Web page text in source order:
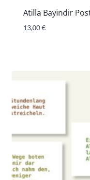
Atilla Bayindir
13,00€